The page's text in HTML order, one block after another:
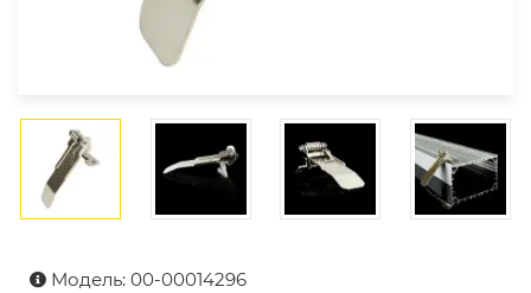
Модель: 00-00014296